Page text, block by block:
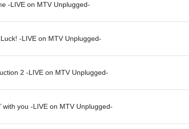
-LIVE on MTV Unplugged-
-LIVE on MTV Unplugged-
2 -LIVE on MTV Unplugged-
with you -LIVE on MTV Unplugged-